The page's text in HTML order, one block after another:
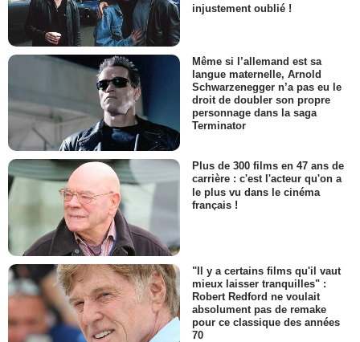
injustement oublié !
Même si l’allemand est sa
langue maternelle, Arnold
Schwarzenegger n’a pas eu le
droit de doubler son propre
personnage dans la saga
Terminator
Plus de 300 films en 47 ans de
carrière : c'est l'acteur qu'on a
le plus vu dans le cinéma
français !
"Il y a certains films qu'il vaut
mieux laisser tranquilles" :
Robert Redford ne voulait
absolument pas de remake
pour ce classique des années
70